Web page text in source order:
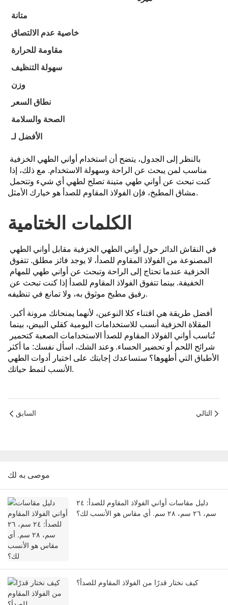
متانة
خاصية عدم الالتصاق
مقاومة للحرارة
سهولة التنظيف
وزن
نطاق السعر
الصحة والسلامة
الأفضل لـ
مشاق المطبخ، فإن الفولاذ المقاوم للصدأ هو خيارك الأمثل.
الكلمات الختامية
رفيق مطبخ موثوق به، ولا تمانع في تنظيفه.
شرائح اللحم أو تحضير الحساء. وعند الشك، اسأل نفسك: ما أكثر
الأطباق التي أطهوها؟ ستساعدك إجابتك على اختيار أدوات الطهي
الأنسب لنمط حياتك.
السابق التالي
موصى به لك
دليل مقاسات أواني الفولاذ المقاوم للصدأ: ٢٤
سم، ٢٦ سم، ٢٨ سم. أي مقاس هو الأنسب لك؟
كيف نختار قدرًا من الفولاذ المقاوم للصدأ؟